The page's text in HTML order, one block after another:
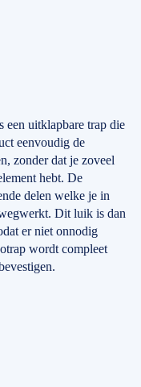
een uitklapbare trap die
eenvoudig de
zonder dat je zoveel
hebt. De
delen welke je in
Dit luik is dan
er niet onnodig
wordt compleet